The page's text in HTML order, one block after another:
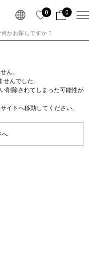
0 0
ん。
んでした。
削除されてしまった可能性が
イトへ移動してください。
へ